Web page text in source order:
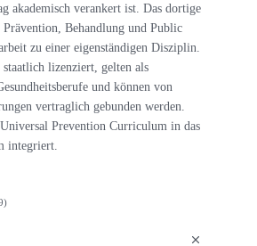
akademisch verankert ist. Das dortige
Behandlung und Public
zu einer eigenständigen Disziplin.
lizenziert, gelten als
und können von
vertraglich gebunden werden.
Prevention Curriculum in das
integriert.